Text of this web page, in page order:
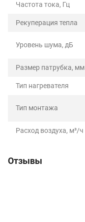
Частота тока, Гц
Рекуперация тепла
Уровень шума, дБ
Размер патрубка, мм
Тип нагревателя
Тип монтажа
Расход воздуха, м³/ч
Отзывы